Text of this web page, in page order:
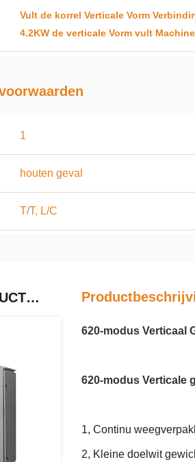
Vult de korrel Verticale Vorm
4.2KW de verticale Vorm vult Machine
1
houten geval
T/T, L/C
VERWANTE PRODUCTEN
620-modus Verticaal
620-modus Verticale
1, Continu
2, Kleine doelwit